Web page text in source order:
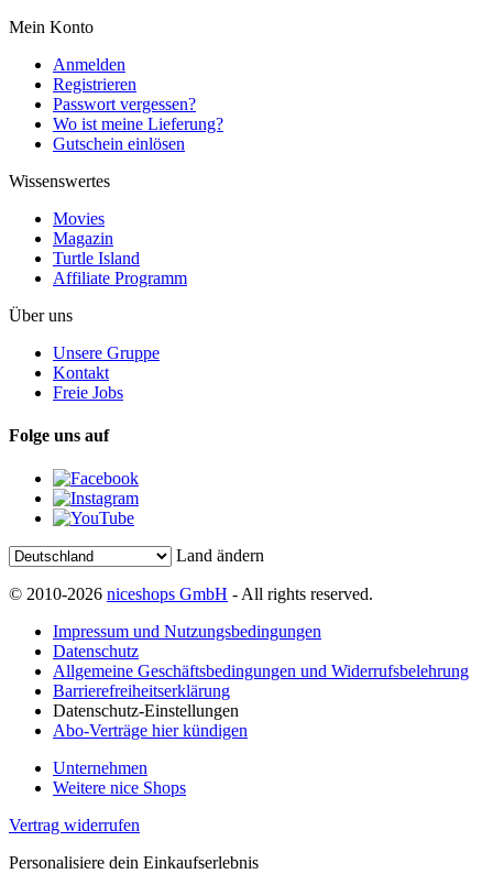
Mein Konto
Anmelden
Registrieren
Passwort vergessen?
Wo ist meine Lieferung?
Gutschein einlösen
Wissenswertes
Movies
Magazin
Turtle Island
Affiliate Programm
Über uns
Unsere Gruppe
Kontakt
Freie Jobs
Folge uns auf
Land ändern
© 2010-2026 niceshops GmbH - All rights reserved.
Impressum und Nutzungsbedingungen
Datenschutz
Allgemeine Geschäftsbedingungen und Widerrufsbelehrung
Barrierefreiheitserklärung
Datenschutz-Einstellungen
Abo-Verträge hier kündigen
Unternehmen
Weitere nice Shops
Vertrag widerrufen
Personalisiere dein Einkaufserlebnis